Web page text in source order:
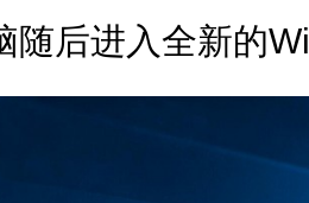
随后进入全新的